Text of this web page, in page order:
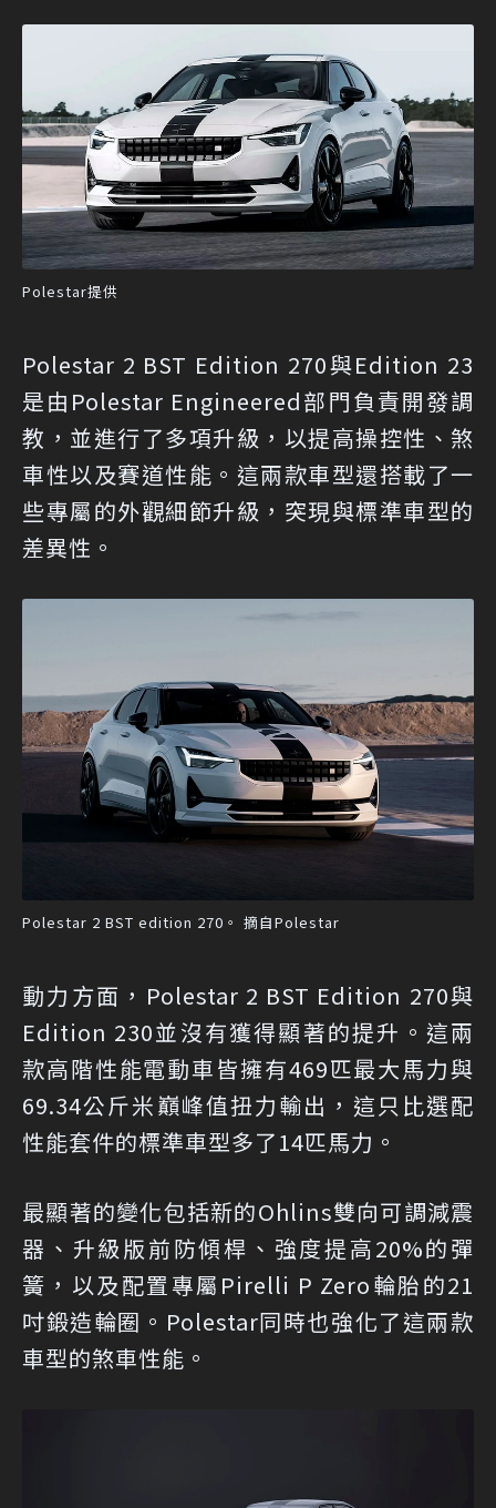
Polestar提供
Polestar 2 BST Edition 270與Edition 23
是由Polestar Engineered部門負責開發調
教，並進行了多項升級，以提高操控性、煞
車性以及賽道性能。這兩款車型還搭載了一
些專屬的外觀細節升級，突現與標準車型的
差異性。
Polestar 2 BST edition 270。 摘自Polestar
動力方面，Polestar 2 BST Edition 270與
Edition 230並沒有獲得顯著的提升。這兩
款高階性能電動車皆擁有469匹最大馬力與
69.34公斤米巔峰值扭力輸出，這只比選配
性能套件的標準車型多了14匹馬力。
最顯著的變化包括新的Ohlins雙向可調減震
器、升級版前防傾桿、強度提高20%的彈
簧，以及配置專屬Pirelli P Zero輪胎的21
吋鍛造輪圈。Polestar同時也強化了這兩款
車型的煞車性能。